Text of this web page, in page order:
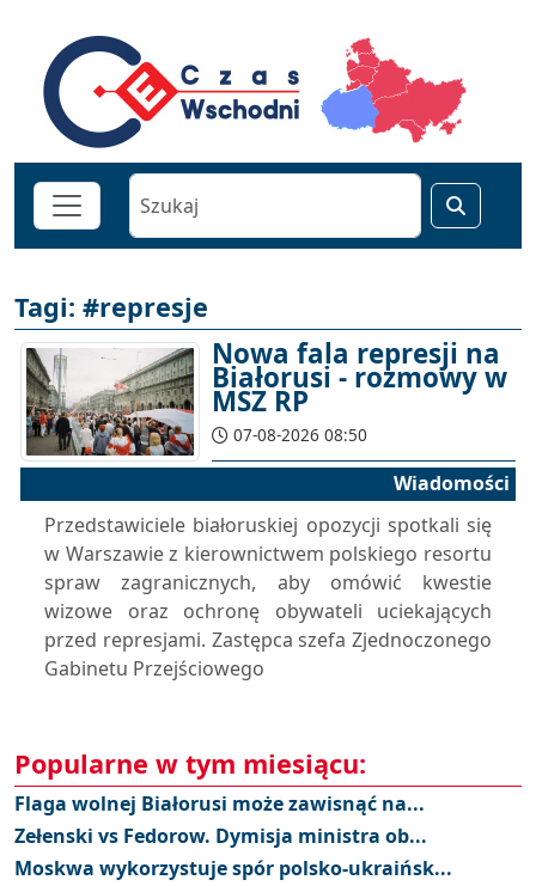
Tagi: #represje
Nowa fala represji na
Białorusi - rozmowy w
MSZ RP
07-08-2026 08:50
Wiadomości
Przedstawiciele białoruskiej opozycji spotkali się
w Warszawie z kierownictwem polskiego resortu
spraw zagranicznych, aby omówić kwestie
wizowe oraz ochronę obywateli uciekających
przed represjami. Zastępca szefa Zjednoczonego
Gabinetu Przejściowego
Popularne w tym miesiącu:
Flaga wolnej Białorusi może zawisnąć na...
Zełenski vs Fedorow. Dymisja ministra ob...
Moskwa wykorzystuje spór polsko-ukraińsk...